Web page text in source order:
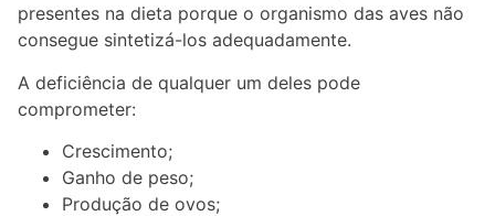
presentes na dieta porque o organismo das aves não
consegue sintetizá-los adequadamente.
A deficiência de qualquer um deles pode
comprometer:
Crescimento;
Ganho de peso;
Produção de ovos;